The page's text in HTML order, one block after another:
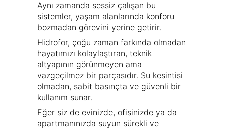
Aynı zamanda sessiz çalışan bu
sistemler, yaşam alanlarında konforu
bozmadan görevini yerine getirir.
Hidrofor, çoğu zaman farkında olmadan
hayatımızı kolaylaştıran, teknik
altyapının görünmeyen ama
vazgeçilmez bir parçasıdır. Su kesintisi
olmadan, sabit basınçta ve güvenli bir
kullanım sunar.
Eğer siz de evinizde, ofisinizde ya da
apartmanınızda suyun sürekli ve